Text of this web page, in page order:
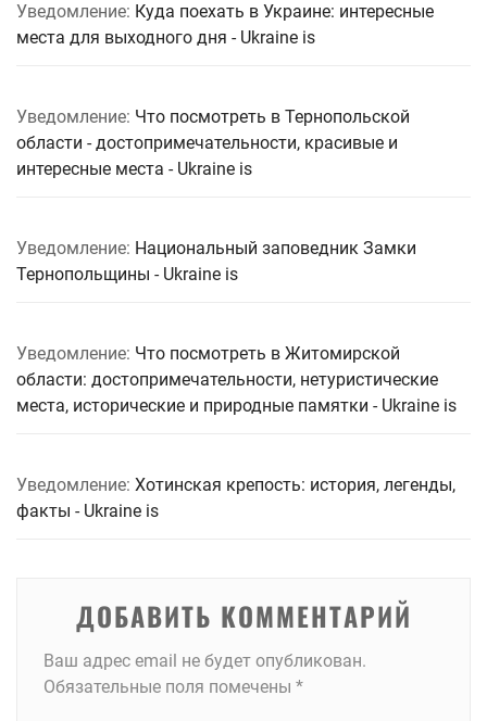
Уведомление: Куда поехать в Украине: интересные
места для выходного дня - Ukraine is
Уведомление: Что посмотреть в Тернопольской
области - достопримечательности, красивые и
интересные места - Ukraine is
Уведомление: Национальный заповедник Замки
Тернопольщины - Ukraine is
Уведомление: Что посмотреть в Житомирской
области: достопримечательности, нетуристические
места, исторические и природные памятки - Ukraine is
Уведомление: Хотинская крепость: история, легенды,
факты - Ukraine is
ДОБАВИТЬ КОММЕНТАРИЙ
Ваш адрес email не будет опубликован.
Обязательные поля помечены *